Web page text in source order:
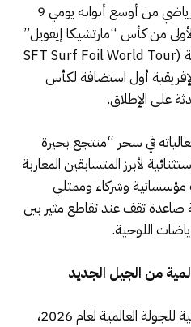
دخلت مدينة الناظور التاريخ الرياضي من أوسع أبوابه يومي 9
الأولى من كأس “مارتشيكا إيفويل”
ضمن منافسات الجولة العالمية (SFT Surf Foil World Tour
الإفريقية أول استضافة لكأس
على الإطلاق.
في سحر “منتجع بحيرة
لأبرز المتسابقين المغاربة
وشركاء وممثلي
صاعدة تقف عند تقاطع مثير بين
اللوحية.
من الجيل الجديد
وبإدراجها ضمن الرزنامة الرسمية للجولة العالمية لعام 2026،